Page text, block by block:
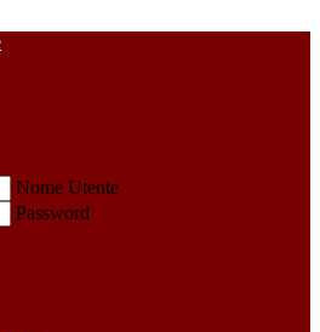
Nome Utente
Password